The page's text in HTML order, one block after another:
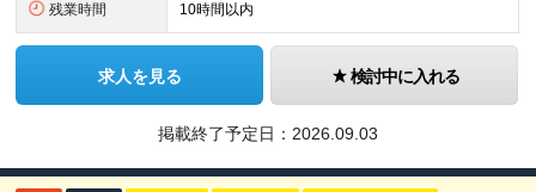
残業時間 10時間以内
求人を見る 検討中に入れる
掲載終了予定日： 2026.09.03